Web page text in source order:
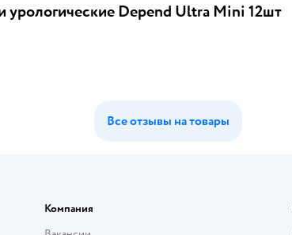
урологические Depend Ultra Mini 12шт
Все отзывы на товары
Компания